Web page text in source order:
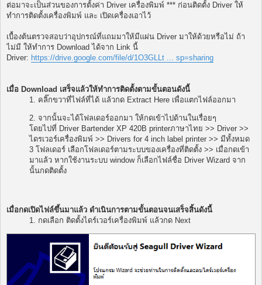
ต่อมาจะเป็นส่วนของการตั้งค่า Driver เครื่องพิมพ์ *** ก่อนติดตั้ง Driver ให้
ทำการติดตั้งเครื่องพิมพ์ และ เปิดเครื่องเอาไว้
เบื้องต้นตรวจสอบว่าอุปกรณ์ที่แถมมาให้มีแผ่น Driver มาให้ด้วยหรือไม่ ถ้า
ไม่มี ให้ทำการ Download ได้จาก Link นี้
Driver: https://drive.google.com/file/d/1O3GLLt ... sp=sharing
เมื่อ Download เสร็จแล้วให้ทำการติดตั้งตามขั้นตอนดังนี้
1. คลิ๊กขวาที่ไฟล์ที่ได้ แล้วกด Extract Here เพื่อแตกไฟล์ออกมา
2. จากนั้นจะได้โฟลเดอร์ออกมา ให้กดเข้าไปด้านในเรื่อยๆ
โดยไปที่ Driver Bartender XP 420B printerภาษาไทย >> Driver >>
ไดรเวอร์เครื่องพิมพ์ >> Drivers for 4 inch label printer >> มีทั้งหมด
3 โฟลเดอร์ เลือกโฟลเดอร์ตามระบบของเครื่องที่ติดตั้ง >> เมื่อกดเข้า
มาแล้ว หากใช้งานระบบ window ก็เลือกไฟล์ชื่อ Driver Wizard จาก
นั้นกดติดตั้ง
เมื่อกดเปิดไฟล์ขึ้นมาแล้ว ดำเนินการตามขั้นตอนจนเสร็จสิ้นดังนี้
1. กดเลือก ติดตั้งไดร์เวอร์เครื่องพิมพ์ แล้วกด Next